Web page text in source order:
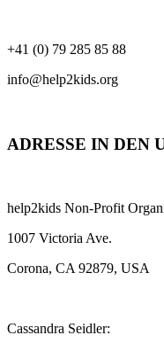
+41 (0) 79 285 85 88
info@help2kids.org
ADRESSE IN DEN
help2kids Non-Profit
1007 Victoria Ave.
Corona, CA 92879, USA
Cassandra Seidler: